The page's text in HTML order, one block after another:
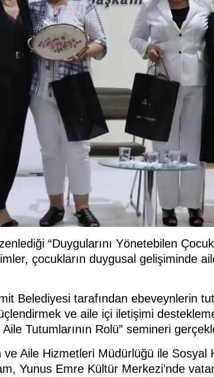
“Duygularını Yönetebilen
çocukların duygusal gelişiminde
Belediyesi tarafından ebeveynlerin
ve aile içi iletişimi
Tutumlarının Rolü” semineri
ve Aile Hizmetleri Müdürlüğü ile
Yunus Emre Kültür Merkezi’nde